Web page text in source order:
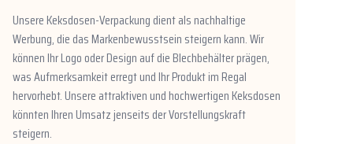
Unsere Keksdosen-Verpackung dient als nachhaltige
Werbung, die das Markenbewusstsein steigern kann. Wir
können Ihr Logo oder Design auf die Blechbehälter prägen,
was Aufmerksamkeit erregt und Ihr Produkt im Regal
hervorhebt. Unsere attraktiven und hochwertigen Keksdosen
könnten Ihren Umsatz jenseits der Vorstellungskraft
steigern.